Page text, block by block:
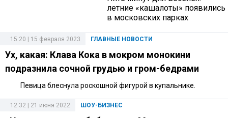
летние «кашалоты» появились
в московских парках
ГЛАВНЫЕ НОВОСТИ
15:20 | 15 февраля 2023
Ух, какая: Клава Кока в мокром монокини
подразнила сочной грудью и гром-бедрами
Певица блеснула роскошной фигурой в купальнике.
ШОУ-БИЗНЕС
12:32 | 21 июня 2022